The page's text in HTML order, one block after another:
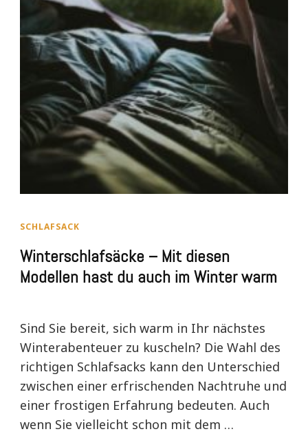
SCHLAFSACK
Winterschlafsäcke – Mit diesen
Modellen hast du auch im Winter warm
Sind Sie bereit, sich warm in Ihr nächstes
Winterabenteuer zu kuscheln? Die Wahl des
richtigen Schlafsacks kann den Unterschied
zwischen einer erfrischenden Nachtruhe und
einer frostigen Erfahrung bedeuten. Auch
wenn Sie vielleicht schon mit dem …